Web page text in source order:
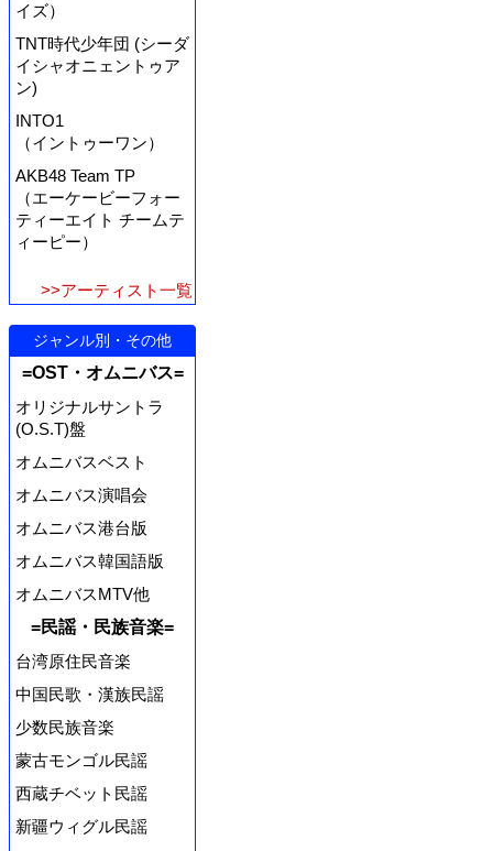
イズ）
TNT時代少年団 (シーダ
イシャオニェントゥア
ン)
INTO1
（イントゥーワン）
AKB48 Team TP
（エーケービーフォー
ティーエイト チームテ
ィーピー）
>>アーティスト一覧
ジャンル別・その他
=OST・オムニバス=
オリジナルサントラ
(O.S.T)盤
オムニバスベスト
オムニバス演唱会
オムニバス港台版
オムニバス韓国語版
オムニバスMTV他
=民謡・民族音楽=
台湾原住民音楽
中国民歌・漢族民謡
少数民族音楽
蒙古モンゴル民謡
西蔵チベット民謡
新疆ウィグル民謡